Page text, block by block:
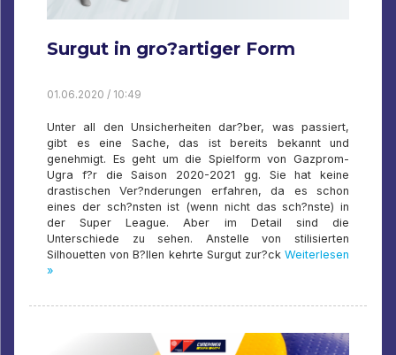
Surgut in gro?artiger Form
01.06.2020 / 10:49
Unter all den Unsicherheiten dar?ber, was passiert,
gibt es eine Sache, das ist bereits bekannt und
genehmigt. Es geht um die Spielform von Gazprom-
Ugra f?r die Saison 2020-2021 gg. Sie hat keine
drastischen Ver?nderungen erfahren, da es schon
eines der sch?nsten ist (wenn nicht das sch?nste) in
der Super League. Aber im Detail sind die
Unterschiede zu sehen. Anstelle von stilisierten
Silhouetten von B?llen kehrte Surgut zur?ckWeiterlesen
»